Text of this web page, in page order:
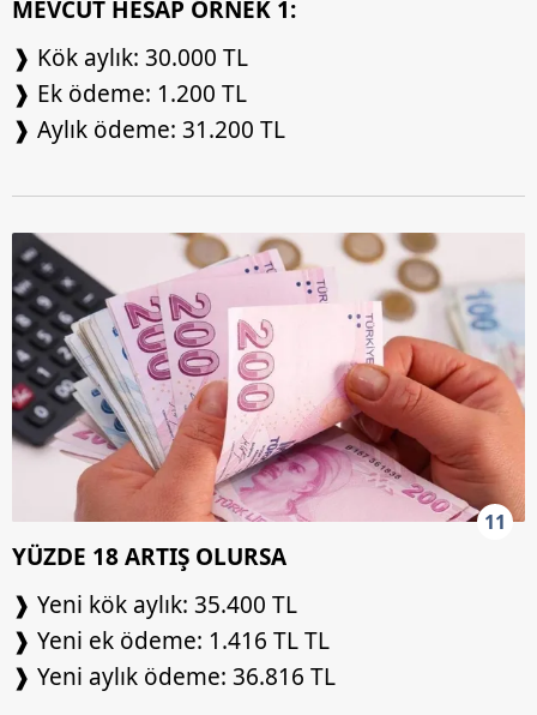
MEVCUT HESAP ÖRNEK 1:
❱ Kök aylık: 30.000 TL
❱ Ek ödeme: 1.200 TL
❱ Aylık ödeme: 31.200 TL
11
YÜZDE 18 ARTIŞ OLURSA
❱ Yeni kök aylık: 35.400 TL
❱ Yeni ek ödeme: 1.416 TL TL
❱ Yeni aylık ödeme: 36.816 TL